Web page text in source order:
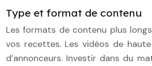
Type et format de contenu
Les formats de contenu plus
vos recettes. Les vidéos de
d’annonceurs. Investir dans du